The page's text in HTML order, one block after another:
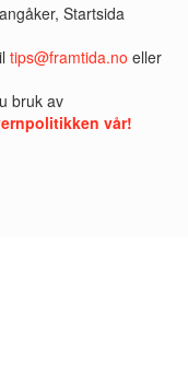
Startsida
tips@framtida.no eller
bruk av
vår!